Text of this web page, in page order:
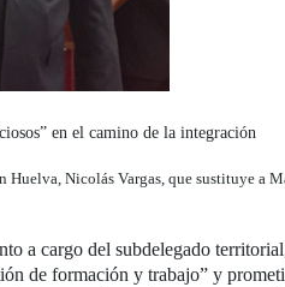
en el camino de la integración
Huelva, Nicolás Vargas, que sustituye a
a cargo del subdelegado
de formación y trabajo” y